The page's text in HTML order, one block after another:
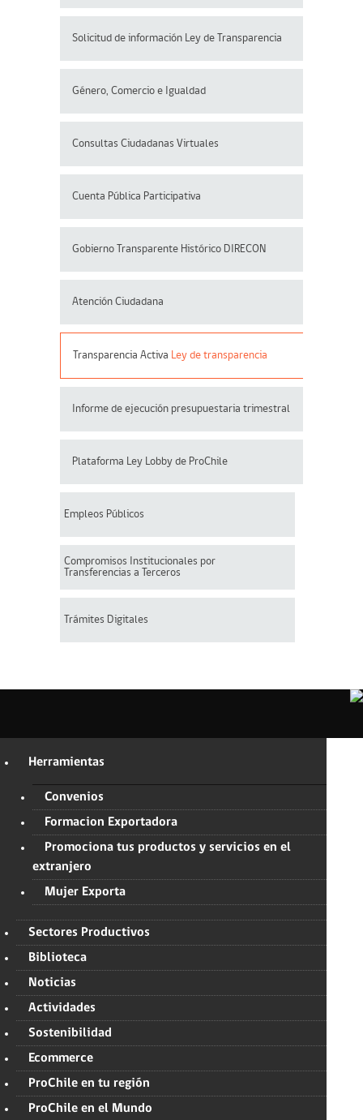
Solicitud de información Ley de Transparencia
Género, Comercio e Igualdad
Consultas Ciudadanas Virtuales
Cuenta Pública Participativa
Gobierno Transparente Histórico DIRECON
Atención Ciudadana
Transparencia Activa Ley de transparencia
Informe de ejecución presupuestaria trimestral
Plataforma Ley Lobby de ProChile
Empleos Públicos
Compromisos Institucionales por
Transferencias a Terceros
Trámites Digitales
Herramientas
Convenios
Formacion Exportadora
Promociona tus productos y servicios en el
extranjero
Mujer Exporta
Sectores Productivos
Biblioteca
Noticias
Actividades
Sostenibilidad
Ecommerce
ProChile en tu región
ProChile en el Mundo